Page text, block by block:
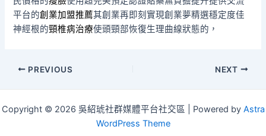
平台的創業加盟推薦其創業再即刻實現創業夢精選穩定度佳
神經根的頸椎病治療使頭頸部恢復生理曲線狀態的，
Post
PREVIOUS NEXT
Copyright © 2026 吳紹琥社群媒體平台社交區 | Powered by Astra
WordPress Theme